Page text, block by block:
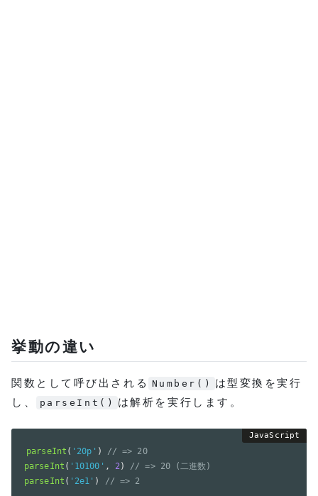
挙動の違い
関数として呼び出される Number()
は型変換を実行
し、
parseInt() は解析を実行します。
parseInt ( '20p' )
// => 20
parseInt ( '10100' , 2 )
// => 20 (二進数)
parseInt ( '2e1' ) // => 2